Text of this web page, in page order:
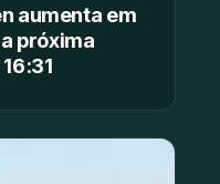
aumenta em
próxima